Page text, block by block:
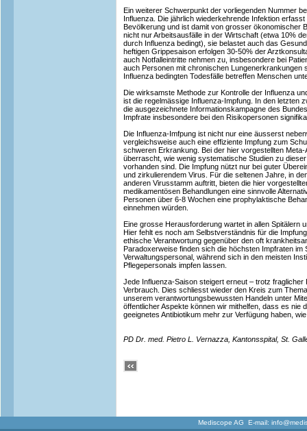
Ein weiterer Schwerpunkt der vorliegenden Nummer
Influenza. Die jährlich wiederkehrende Infektion
Bevölkerung und ist damit von grosser ökonomischer
nicht nur Arbeitsausfälle in der Wirtschaft (etwa 10%
durch Influenza bedingt), sie belastet auch das
heftigen Grippesaison erfolgen 30-50% der
auch Notfalleintritte nehmen zu, insbesondere bei
auch Personen mit chronischen Lungenerkrankungen
Influenza bedingten Todesfälle betreffen Menschen
Die wirksamste Methode zur Kontrolle der Influenza
ist die regelmässige Influenza-Impfung. In den letzten
die ausgezeichnete Informationskampagne des
Impfrate insbesondere bei den Risikopersonen
Die Influenza-Imfpung ist nicht nur eine äusserst
vergleichsweise auch eine effiziente Impfung zum
schweren Erkrankung. Bei der hier vorgestellten
überrascht, wie wenig systematische Studien zu
vorhanden sind. Die Impfung nützt nur bei guter
und zirkulierendem Virus. Für die seltenen Jahre, in
anderen Virusstamm auftritt, bieten die hier
medikamentösen Behandlungen eine sinnvolle
Personen über 6-8 Wochen eine prophylaktische
einnehmen würden.
Eine grosse Herausforderung wartet in allen Spitälern
Hier fehlt es noch am Selbstverständnis für die
ethische Verantwortung gegenüber den oft
Paradoxerweise finden sich die höchsten Impfraten im
Verwaltungspersonal, während sich in den meisten
Pflegepersonals impfen lassen.
Jede Influenza-Saison steigert erneut – trotz fraglicher
Verbrauch. Dies schliesst wieder den Kreis zum
unserem verantwortungsbewussten Handeln unter
öffentlicher Aspekte können wir mithelfen, dass es nie
geeignetes Antibiotikum mehr zur Verfügung haben,
PD Dr. med. Pietro L. Vernazza, Kantonsspital, St.
Mediscope AG E-mail: